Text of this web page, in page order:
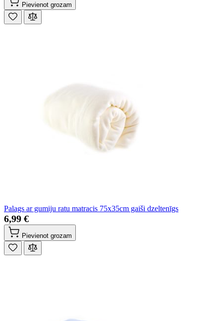
Pievienot grozam
Palags ar gumiju ratu matracis 75x35cm gaiši dzeltenīgs
6,99 €
Pievienot grozam